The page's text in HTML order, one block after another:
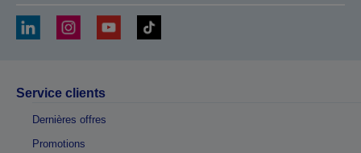
Service clients
Dernières offres
Promotions